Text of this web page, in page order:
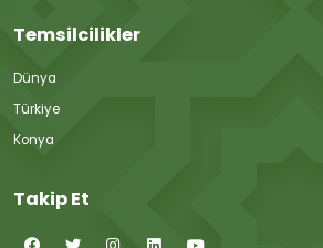
Temsilcilikler
Dünya
Türkiye
Konya
Takip Et